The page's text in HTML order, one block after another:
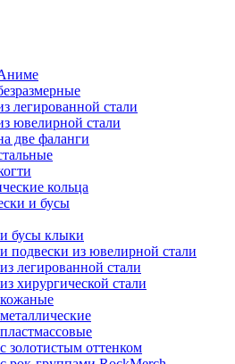
легированной стали
ювелирной стали
две фаланги
кольца
и бусы
бусы клыки
подвески из ювелирной стали
легированной стали
хирургической стали
золотистым оттенком